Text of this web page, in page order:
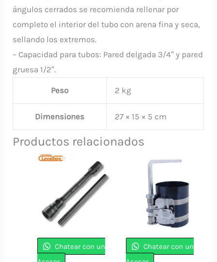
ángulos cerrados se recomienda rellenar por
completo el interior del tubo con arena fina y seca,
sellando los extremos.
– Capacidad para tubos: Pared delgada 3/4″ y pared
gruesa 1/2″.
Peso 2 kg
Dimensiones 27 × 15 × 5 cm
Productos relacionados
Chatear con un
Chatear con un